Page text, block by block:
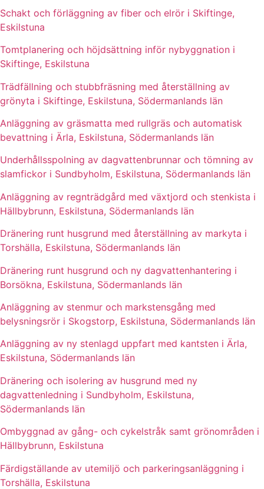
Schakt och förläggning av fiber och elrör i Skiftinge,
Eskilstuna
Tomtplanering och höjdsättning inför nybyggnation i
Skiftinge, Eskilstuna
Trädfällning och stubbfräsning med återställning av
grönyta i Skiftinge, Eskilstuna, Södermanlands län
Anläggning av gräsmatta med rullgräs och automatisk
bevattning i Ärla, Eskilstuna, Södermanlands län
Underhållsspolning av dagvattenbrunnar och tömning av
slamfickor i Sundbyholm, Eskilstuna, Södermanlands län
Anläggning av regnträdgård med växtjord och stenkista i
Hällbybrunn, Eskilstuna, Södermanlands län
Dränering runt husgrund med återställning av markyta i
Torshälla, Eskilstuna, Södermanlands län
Dränering runt husgrund och ny dagvattenhantering i
Borsökna, Eskilstuna, Södermanlands län
Anläggning av stenmur och markstensgång med
belysningsrör i Skogstorp, Eskilstuna, Södermanlands län
Anläggning av ny stenlagd uppfart med kantsten i Ärla,
Eskilstuna, Södermanlands län
Dränering och isolering av husgrund med ny
dagvattenledning i Sundbyholm, Eskilstuna,
Södermanlands län
Ombyggnad av gång- och cykelstråk samt grönområden i
Hällbybrunn, Eskilstuna
Färdigställande av utemiljö och parkeringsanläggning i
Torshälla, Eskilstuna